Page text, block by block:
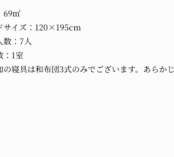
69㎡
サイズ：120×195cm
数：7人
：1室
寝具は和布団3式のみでございます。あらかじ